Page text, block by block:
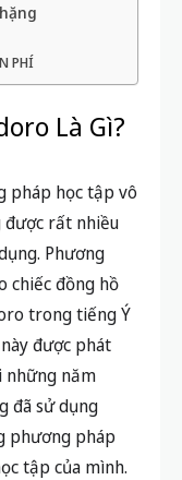
PHÍ
Là Gì?
pháp học tập vô
được rất nhiều
Phương
chiếc đồng hồ
trong tiếng Ý
được phát
những năm
đã sử dụng
phương pháp
tập của mình.